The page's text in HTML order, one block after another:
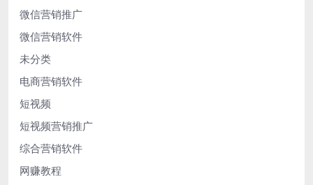
微信营销推广
微信营销软件
未分类
电商营销软件
短视频
短视频营销推广
综合营销软件
网赚教程